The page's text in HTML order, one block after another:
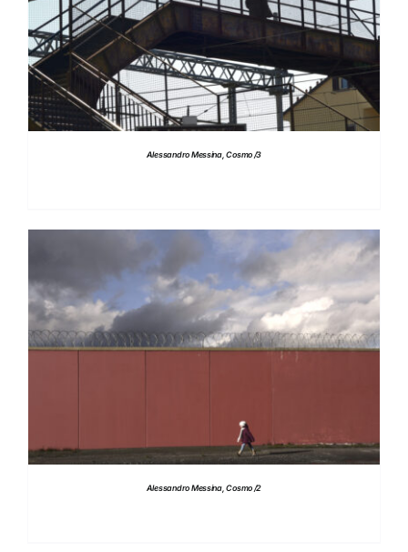
DETTAGLI
Alessandro Messina, Cosmo /3
DETTAGLI
Alessandro Messina, Cosmo /2